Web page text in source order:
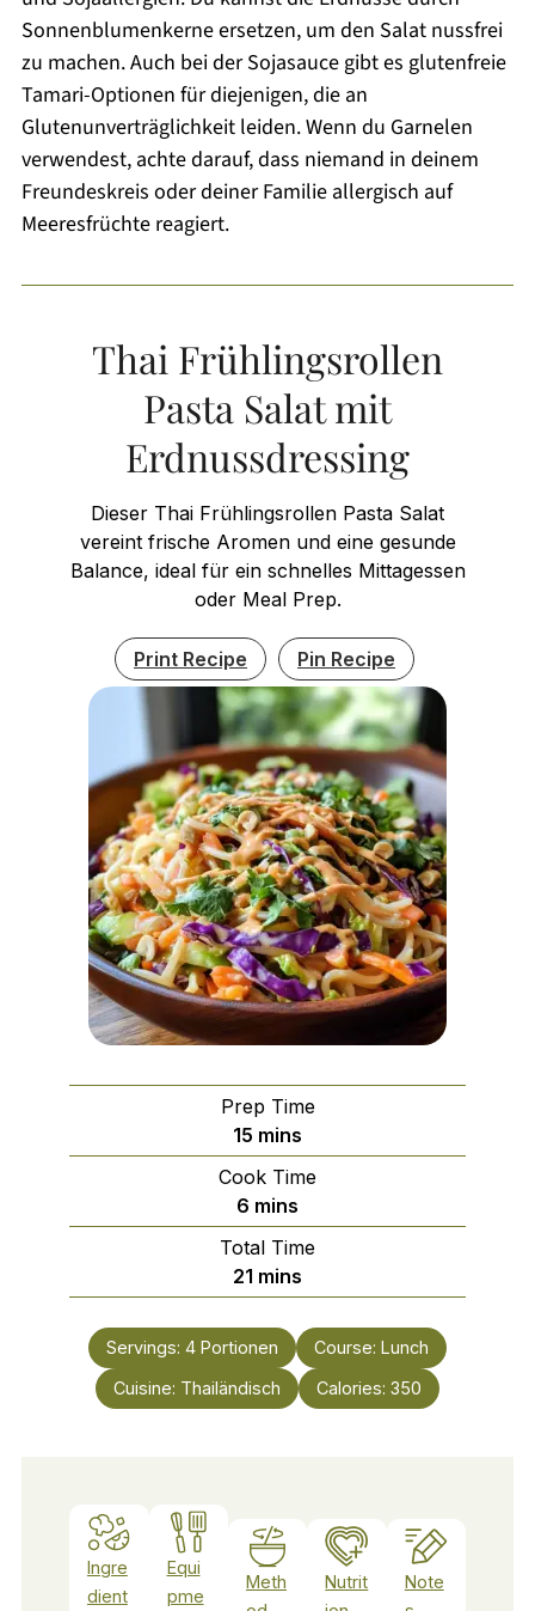
Sonnenblumenkerne ersetzen, um den Salat nussfrei
zu machen. Auch bei der Sojasauce gibt es glutenfreie
Tamari-Optionen für diejenigen, die an
Glutenunverträglichkeit leiden. Wenn du Garnelen
verwendest, achte darauf, dass niemand in deinem
Freundeskreis oder deiner Familie allergisch auf
Meeresfrüchte reagiert.
Thai Frühlingsrollen
Pasta Salat mit
Erdnussdressing
Dieser Thai Frühlingsrollen Pasta Salat
vereint frische Aromen und eine gesunde
Balance, ideal für ein schnelles Mittagessen
oder Meal Prep.
Print Recipe Pin Recipe
Prep Time
15 minutes
mins
Cook Time
6 minutes
mins
Total Time
21 minutes
mins
Servings: 4 Portionen Course: Lunch
Cuisine: Thailändisch Calories: 350
Ingre
dient
Equi
pme
Meth
Nutrit
Note